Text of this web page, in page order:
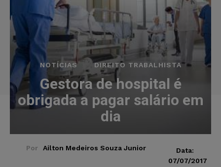
NOTÍCIAS DIREITO TRABALHISTA
Gestora de hospital é
obrigada a pagar salário em
dia
Por Ailton Medeiros Souza Junior
Data:
07/07/2017